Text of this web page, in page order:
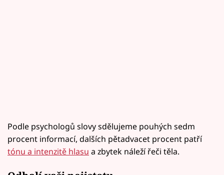
Podle psychologů slovy sdělujeme pouhých sedm
procent informací, dalších pětadvacet procent patří
tónu a intenzitě hlasu a zbytek náleží řeči těla.